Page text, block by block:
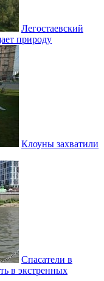
Легостаевский
природу
Клоуны захватили
Спасатели в
в экстренных